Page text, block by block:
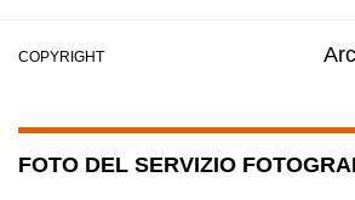
COPYRIGHT
FOTO DEL SERVIZIO